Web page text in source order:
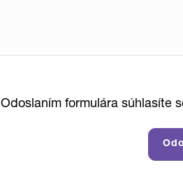
Odoslaním formulára súhlasíte